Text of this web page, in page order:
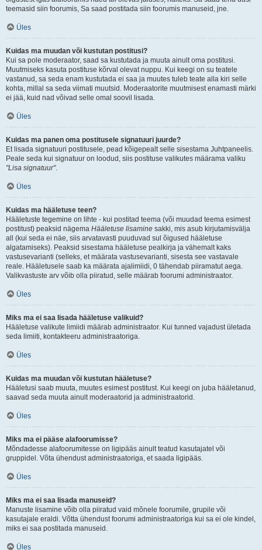
teemasid siin foorumis, Sa saad postitada siin foorumis manuseid, jne.
Üles
Kuidas ma muudan või kustutan postitusi?
Kui sa pole moderaator, saad sa kustutada ja muuta ainult oma postitusi.
Muutmiseks kasuta postituse kõrval olevat nuppu. Kui keegi on su teatele
vastanud, sa seda enam kustutada ei saa ja muutes tuleb teate alla kiri selle
kohta, millal sa seda viimati muutsid. Moderaatorite muutmisest enamasti märki
ei jää, kuid nad võivad selle omal soovil lisada.
Üles
Kuidas ma panen oma postitusele signatuuri juurde?
Et lisada signatuuri postitusele, pead kõigepealt selle sisestama Juhtpaneelis.
Peale seda kui signatuur on loodud, siis postituse valikutes määrama valiku
"Lisa signatuur".
Üles
Kuidas ma hääletuse teen?
Hääletuste tegemine on lihte - kui postitad teema (või muudad teema esimest
postitust) peaksid nägema Hääletuse lisamine sakki, mis asub kirjutamisvälja
all (kui seda ei näe, siis arvatavasti puuduvad sul õigused hääletuse
algatamiseks). Peaksid sisestama hääletuse pealkirja ja vähemalt kaks
vastusevarianti (selleks, et määrata vastusevarianti, sisesta see vastavale
reale. Hääletusele saab ka määrata ajalimiidi, 0 tähendab piiramatut aega.
Valikvastuste arv võib olla piiratud, selle määrab foorumi administraator.
Üles
Miks ma ei saa lisada hääletuse valikuid?
Hääletuse valikute limiidi määrab administraator. Kui tunned vajadust ületada
seda limiiti, kontakteeru administraatoriga.
Üles
Kuidas ma muudan või kustutan hääletuse?
Hääletusi saab muuta, muutes esimest postitust. Kui keegi on juba hääletanud,
saavad seda muuta ainult moderaatorid ja administraatorid.
Üles
Miks ma ei pääse alafoorumisse?
Mõndadesse alafoorumitesse on ligipääs ainult teatud kasutajatel või
gruppidel. Võta ühendust administraatoriga, et saada ligipääs.
Üles
Miks ma ei saa lisada manuseid?
Manuste lisamine võib olla piiratud vaid mõnele foorumile, grupile või
kasutajale eraldi. Võtta ühendust foorumi administraatoriga kui sa ei ole kindel,
miks ei saa postitada manuseid.
Üles